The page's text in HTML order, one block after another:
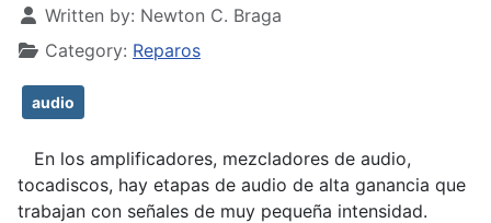
Details
Written by: Newton C. Braga
Category: Reparos
audio
En los amplificadores, mezcladores de audio,
tocadiscos, hay etapas de audio de alta ganancia que
trabajan con señales de muy pequeña intensidad.